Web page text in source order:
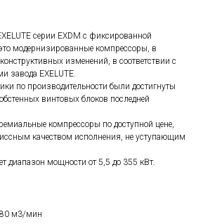
серии EXDM с фиксированной
модернизированные компрессоры, в
изменений, в соответствии с
завода EXELUTE.
по производительности были достигнуты
винтовых блоков последней
компрессоры по доступной цене,
качеством исполнения, не уступающим
диапазон мощности от 5,5 до 355 кВт.
м3/мин